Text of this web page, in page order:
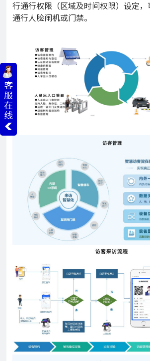
行通行权限（区域及时间权限）设定
通行人脸闸机或门禁。
客
服
在
线